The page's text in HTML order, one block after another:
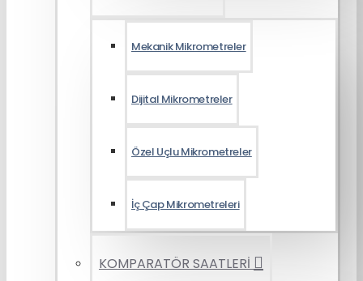
Mekanik Mikrometreler
Dijital Mikrometreler
Özel Uçlu Mikrometreler
İç Çap Mikrometreleri
KOMPARATÖR SAATLERİ